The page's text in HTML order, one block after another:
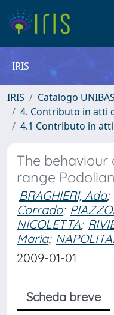
IRIS
IRIS
Catalogo UNIBAS
4. Contributo in atti
4.1 Contributo in
The
range
BRAGHIERI, Ada;
Corrado;
NICOLETTA;
Maria;
2009-01-01
Scheda breve